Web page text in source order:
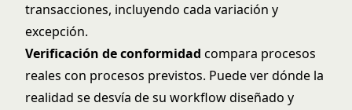
transacciones, incluyendo cada variación y
excepción.
Verificación de conformidad compara procesos
reales con procesos previstos. Puede ver dónde la
realidad se desvía de su workflow diseñado y